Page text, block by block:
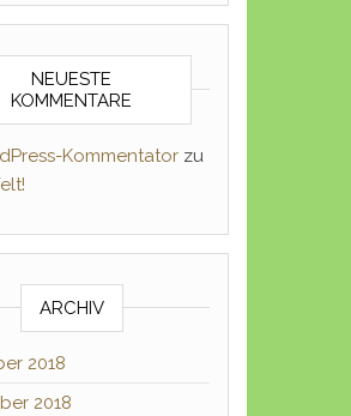
NEUESTE
KOMMENTARE
Kommentatorzu
ARCHIV
2018
2018